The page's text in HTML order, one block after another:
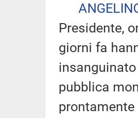
Presidente,
giorni fa
pubblica